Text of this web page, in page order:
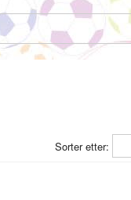
Sorter etter: